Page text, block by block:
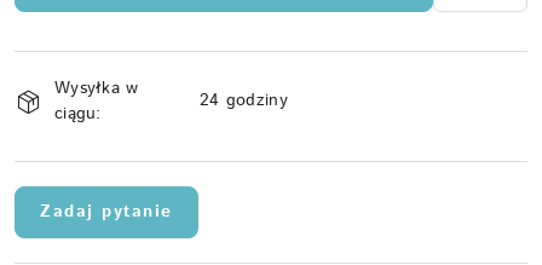
Dostępność
i
dostawa
Wysyłka w
ciągu:
24 godziny
Zadaj pytanie